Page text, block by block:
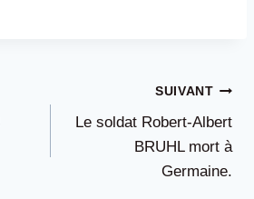
SUIVANT
Le soldat Robert-Albert
BRUHL mort à
Germaine.